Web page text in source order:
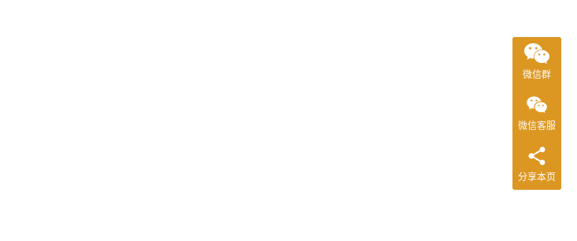
微信群
微信客服
分享本页